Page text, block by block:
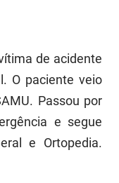
de acidente
O paciente veio
Passou por
e segue
e Ortopedia.